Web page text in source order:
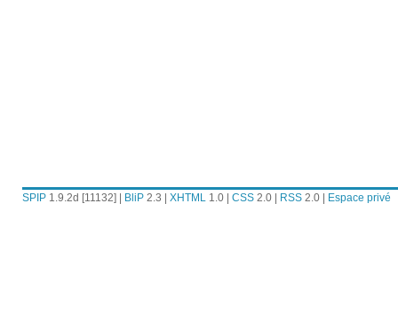
SPIP1.9.2d [11132] | BliP2.3 | XHTML1.0 | CSS2.0 | RSS2.0 | Espace privé